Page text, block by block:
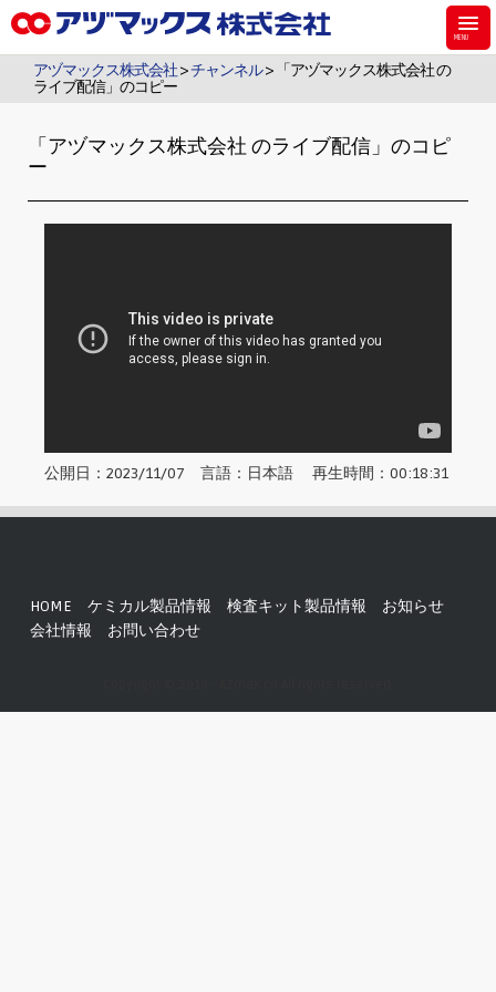
アヅマックスは、機能材料用のシラン・シリコーンなどのケミカル製品、食
品・飼料・環境・植物用の検査キットを販売しています。
アヅマックス株式会社>チャンネル> 「アヅマックス株式会社 の
ライブ配信」のコピー
「アヅマックス株式会社 のライブ配信」のコピ
ー
公開日：2023/11/07 言語：日本語 再生時間：00:18:31
HOME ケミカル製品情報 検査キット製品情報
お知らせ
会社情報
お問い合わせ